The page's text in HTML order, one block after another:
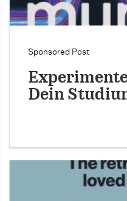
Sponsored Post
Dein